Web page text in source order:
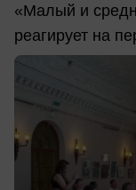
«Малый и
реагирует на